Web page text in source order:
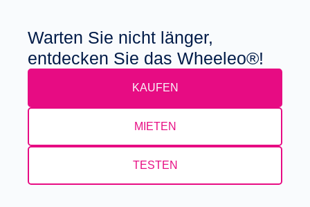
Warten Sie nicht länger,
entdecken Sie das Wheeleo®!
KAUFEN
MIETEN
TESTEN